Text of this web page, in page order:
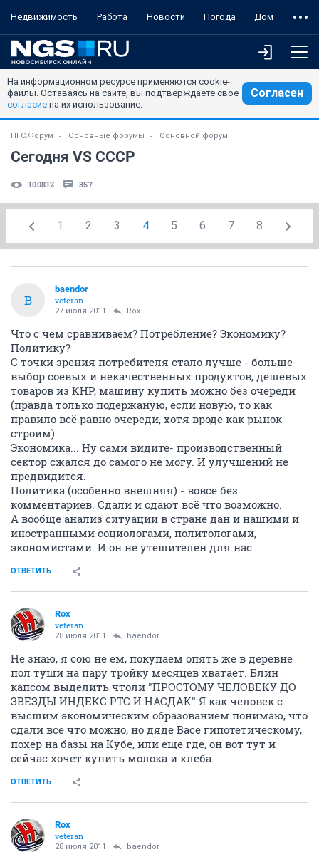
Недвижимость Работа Новости Погода Дом
На информационном ресурсе применяются cookie-
файлы. Оставаясь на сайте, вы подтверждаете свое
согласие на их использование.
Согласен
НГС.Форум Основные форумы Основной форум
Сегодня VS СССР
100812 357
1 2 3 4 5 6 7 8
B
baendor
veteran
27 июля 2011 Rox
Что с чем сравниваем? Потребление? Экономику?
Политику?
С точки зрения потребителя стало лучше - больше
выбор соевых и некачественных продуктов, дешевых
товаров из КНР, машину купить можно без очереди
(правда только подержаную, если новую, то как
правило всё равно очереди, хотя вроде как рынок
строим).
Экономика... Ну сами видите- производственный
сектор сжался до самого не могу. И улучшений не
предвидится.
Политика (особенно внешняя) - вовсе без
комментариев. Сдали и сдают всё что возможно.
А вообще анализ ситуации в стране дан и нашими и
иностранными социологами, политологами,
экономистами. И он не утешителен для нас.
ОТВЕТИТЬ
Rox
veteran
28 июля 2011 baendor
Не знаю, я сою не ем, покупаем опять же в деревне
пол туши на пару тройку месяцев хватает. Блин
капсом выделить чтоли "ПРОСТОМУ ЧЕЛОВЕКУ ДО
ЗВЕЗДЫ ИНДЕКС РТС И НАСДАК" Я как человек с
высшим экономическим образованием понимаю, что
сдали все что можно, но дяде Васе гипотетическому,
похер на базы на Кубе, или еще где, он вот тут и
сейчас хочет купить молока и хлеба.
ОТВЕТИТЬ
Rox
veteran
28 июля 2011 baendor